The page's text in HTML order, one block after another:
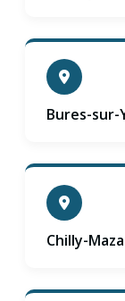
Bures-
Chilly-